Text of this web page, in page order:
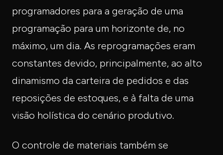
programadores para a geração de uma
programação para um horizonte de, no
máximo, um dia. As reprogramações eram
constantes devido, principalmente, ao alto
dinamismo da carteira de pedidos e das
reposições de estoques, e à falta de uma
visão holística do cenário produtivo.
O controle de materiais também se